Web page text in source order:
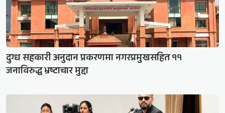
दुग्ध सहकारी अनुदान प्रकरणमा नगरप्रमुखसहित ११
जनाविरुद्ध भ्रष्टाचार मुद्दा